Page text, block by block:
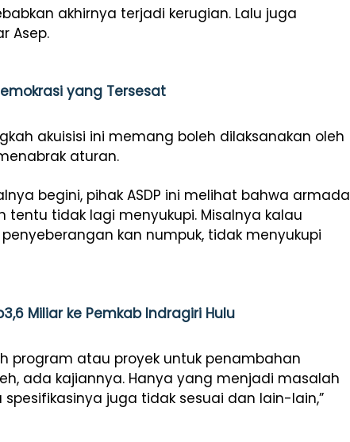
akhirnya terjadi kerugian. Lalu juga
Asep.
yang Tersesat
akuisisi ini memang boleh dilaksanakan oleh
aturan.
begini, pihak ASDP ini melihat bahwa armada
tidak lagi menyukupi. Misalnya kalau
kan numpuk, tidak menyukupi
Miliar ke Pemkab Indragiri Hulu
program atau proyek untuk penambahan
ada kajiannya. Hanya yang menjadi masalah
juga tidak sesuai dan lain-lain,”